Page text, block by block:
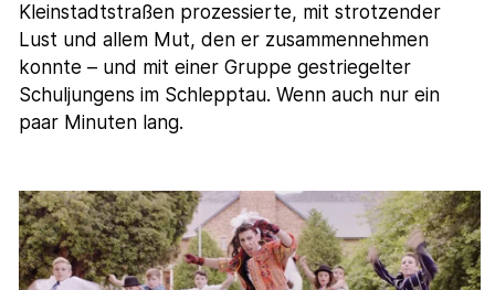
Kleinstadtstraßen prozessierte, mit strotzender
Lust und allem Mut, den er zusammennehmen
konnte – und mit einer Gruppe gestriegelter
Schuljungens im Schlepptau. Wenn auch nur ein
paar Minuten lang.